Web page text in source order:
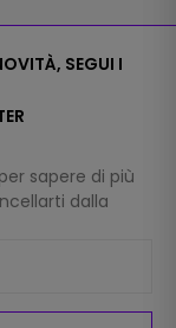
SEGUI I
per sapere di più
dalla